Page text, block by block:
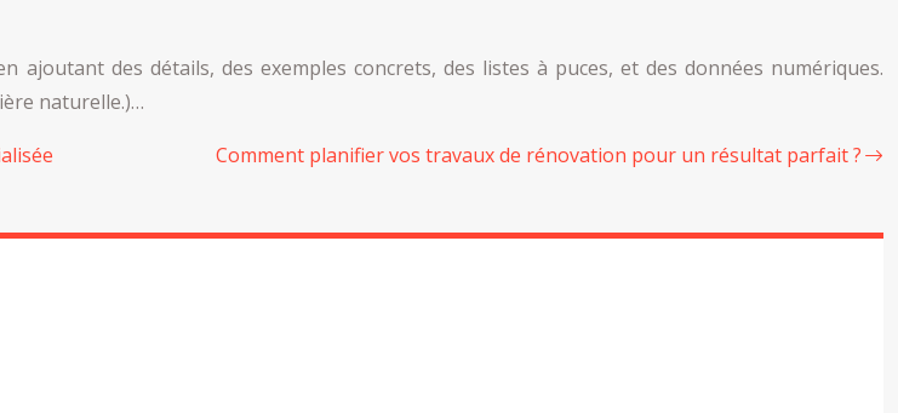
des détails, des exemples concrets, des listes à puces, et des données numériques.
naturelle.)…
Comment planifier vos travaux de rénovation pour un résultat parfait ?